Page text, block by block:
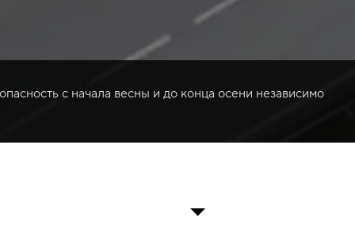
с начала весны и до конца осени независимо